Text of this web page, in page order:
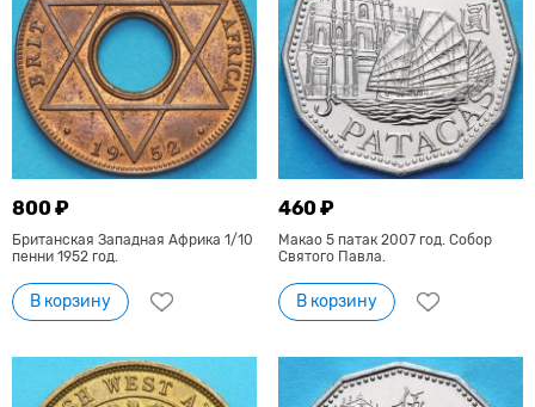
800 ₽
Британская Западная Африка 1/10
пенни 1952 год.
В корзину
460 ₽
Макао 5 патак 2007 год. Собор
Святого Павла.
В корзину